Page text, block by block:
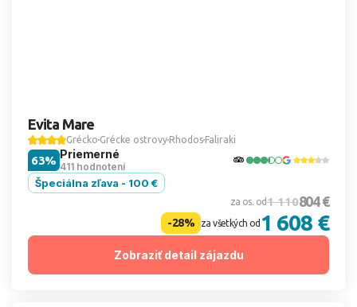
Evita Mare
Grécko Grécke ostrovy Rhodos Faliraki
Priemerné
411 hodnotení
63%
Špeciálna zľava - 100 €
za os. od1 110804 €
-28% za všetkých od 1 608 €
Zobraziť detail zájazdu